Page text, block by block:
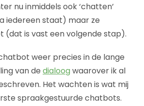
nu inmiddels ook ‘chatten’
iedereen staat) maar ze
(dat is vast een volgende stap).
weer precies in de lange
van de dialoog waarover ik al
Het wachten is wat mij
spraakgestuurde chatbots.